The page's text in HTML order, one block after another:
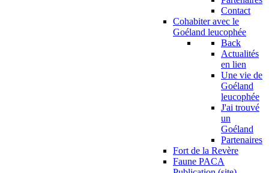
Contact
Cohabiter avec le
Goéland leucophée
Back
Actualités
en lien
Une vie de
Goéland
leucophée
J'ai trouvé
un
Goéland
Partenaires
Fort de la Revère
Faune PACA